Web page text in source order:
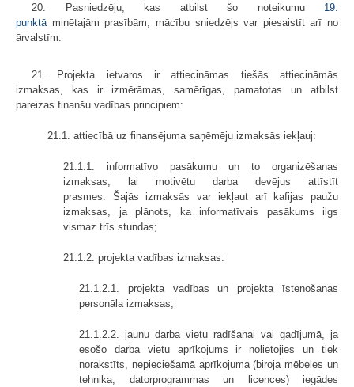
20. Pasniedzēju, kas atbilst šo noteikumu 19.
punktā minētajām prasībām, mācību sniedzējs var piesaistīt arī no
ārvalstīm.
21. Projekta ietvaros ir attiecināmas tiešās attiecināmās
izmaksas, kas ir izmērāmas, samērīgas, pamatotas un atbilst
pareizas finanšu vadības principiem:
21.1. attiecībā uz finansējuma saņēmēju izmaksās iekļauj:
21.1.1. informatīvo pasākumu un to organizēšanas
izmaksas, lai motivētu darba devējus attīstīt
prasmes. Šajās izmaksās var iekļaut arī kafijas paužu
izmaksas, ja plānots, ka informatīvais pasākums ilgs
vismaz trīs stundas;
21.1.2. projekta vadības izmaksas:
21.1.2.1. projekta vadības un projekta īstenošanas
personāla izmaksas;
21.1.2.2. jaunu darba vietu radīšanai vai gadījumā, ja
esošo darba vietu aprīkojums ir nolietojies un tiek
norakstīts, nepieciešamā aprīkojuma (biroja mēbeles un
tehnika, datorprogrammas un licences) iegādes